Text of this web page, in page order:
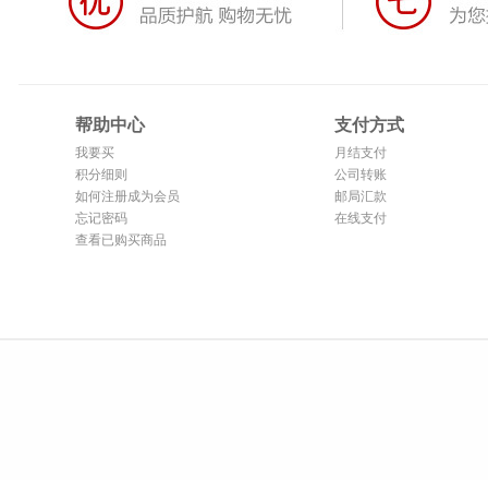
帮助中心
我要买
积分细则
如何注册成为会员
忘记密码
查看已购买商品
支付方式
月结支付
公司转账
邮局汇款
在线支付